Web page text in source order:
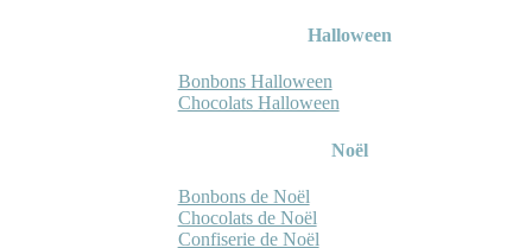
Halloween
Bonbons Halloween
Chocolats Halloween
Noël
Bonbons de Noël
Chocolats de Noël
Confiserie de Noël